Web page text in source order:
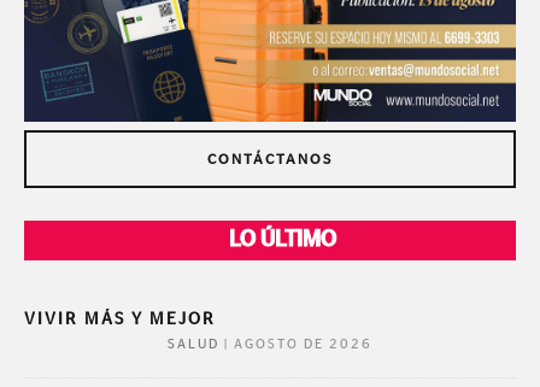
CONTÁCTANOS
LO ÚLTIMO
VIVIR MÁS Y MEJOR
SALUD AGOSTO DE 2026